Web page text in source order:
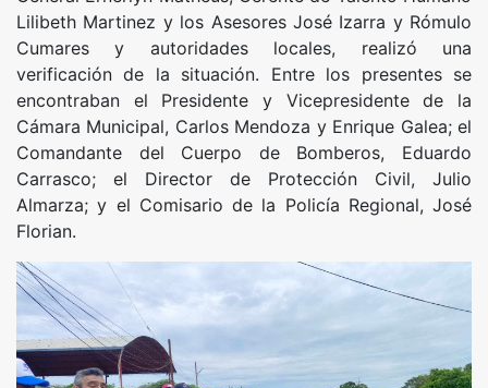
Lilibeth Martinez y los Asesores José Izarra y Rómulo
Cumares y autoridades locales, realizó una
verificación de la situación. Entre los presentes se
encontraban el Presidente y Vicepresidente de la
Cámara Municipal, Carlos Mendoza y Enrique Galea; el
Comandante del Cuerpo de Bomberos, Eduardo
Carrasco; el Director de Protección Civil, Julio
Almarza; y el Comisario de la Policía Regional, José
Florian.